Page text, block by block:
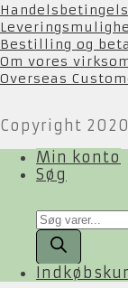
Bestilling og
Om vores
Overseas
Copyright
Min konto
Søg
Products
search